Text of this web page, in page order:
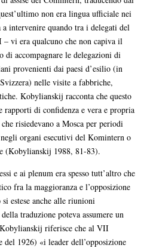
non era lingua ufficiale nei
intervenire quando tra i delegati del
vi era qualcuno che non capiva il
di accompagnare le delegazioni di
provenienti dai paesi d’esilio (in
nelle visite a fabbriche,
Kobylianskij racconta che questo
di confidenza e vera e propria
risiedevano a Mosca per periodi
organi esecutivi del Komintern o
(Kobylianskij 1988, 81-83).
e ai plenum era spesso tutt’altro che
fra la maggioranza e l’opposizione
estese anche alle riunioni
traduzione poteva assumere un
riferisce che al VII
1926) «i leader dell’opposizione